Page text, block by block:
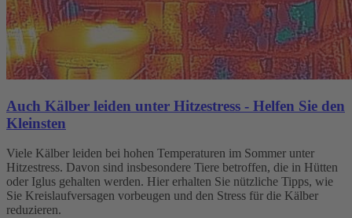
Auch Kälber leiden unter Hitzestress - Helfen Sie den
Kleinsten
Viele Kälber leiden bei hohen Temperaturen im Sommer unter
Hitzestress. Davon sind insbesondere Tiere betroffen, die in Hütten
oder Iglus gehalten werden. Hier erhalten Sie nützliche Tipps, wie
Sie Kreislaufversagen vorbeugen und den Stress für die Kälber
reduzieren.